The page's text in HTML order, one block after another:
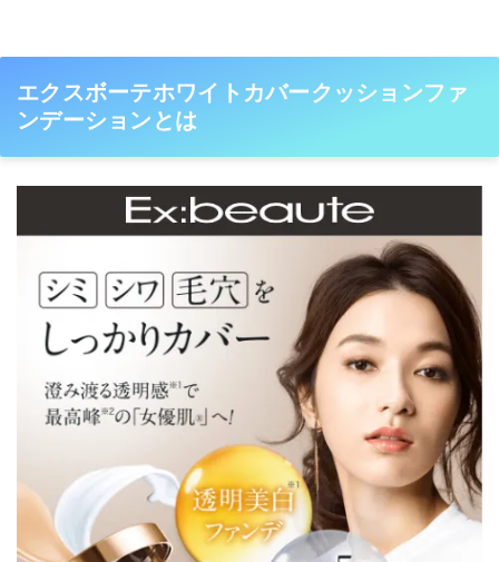
エクスボーテホワイトカバークッションファ
ンデーションとは